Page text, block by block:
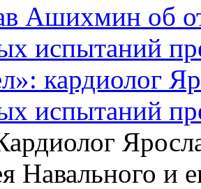
кардиолог
испытаний
Навального и